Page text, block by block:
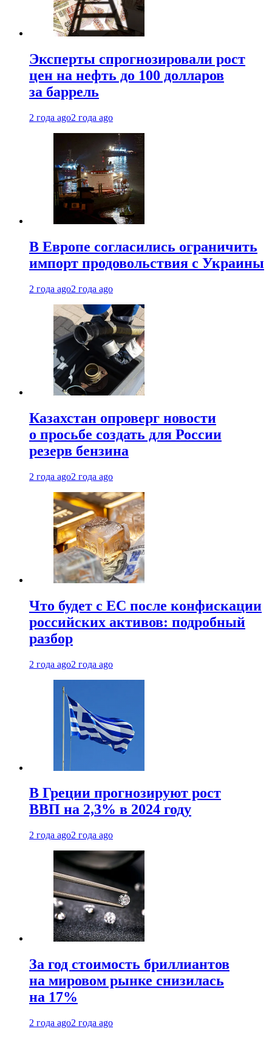
Эксперты спрогнозировали рост
цен на нефть до 100 долларов
за баррель
2 года ago2 года ago
В Европе согласились ограничить
импорт продовольствия с Украины
2 года ago2 года ago
Казахстан опроверг новости
о просьбе создать для России
резерв бензина
2 года ago2 года ago
Что будет с ЕС после конфискации
российских активов: подробный
разбор
2 года ago2 года ago
В Греции прогнозируют рост
ВВП на 2,3% в 2024 году
2 года ago2 года ago
За год стоимость бриллиантов
на мировом рынке снизилась
на 17%
2 года ago2 года ago